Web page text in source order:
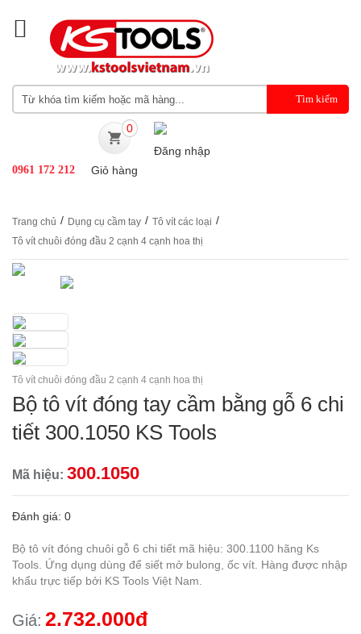
0961 172 212
0
Giỏ hàng
Đăng nhập
Trang chủ / Dụng cụ cầm tay / Tô vít các loại /
Tô vít chuôi đóng đầu 2 cạnh 4 cạnh hoa thị
Tô vít chuôi đóng đầu 2 cạnh 4 cạnh hoa thị
Bộ tô vít đóng tay cầm bằng gỗ 6 chi
tiết 300.1050 KS Tools
Mã hiệu: 300.1050
Đánh giá: 0
Bộ tô vít đóng chuôi gỗ 6 chi tiết mã hiệu: 300.1100 hãng Ks
Tools. Ứng dụng dùng để siết mở bulong, ốc vít. Hàng được nhập
khẩu trực tiếp bởi KS Tools Việt Nam.
Giá: 2.732.000đ